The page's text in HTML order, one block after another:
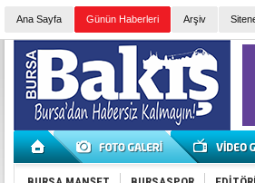
Ana Sayfa Günün Haberleri Arşiv